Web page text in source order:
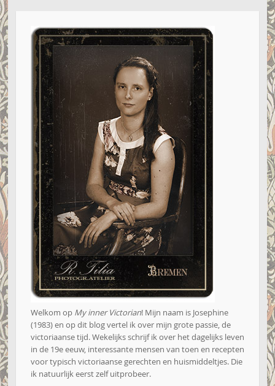
Welkom op My inner Victorian! Mijn naam is Josephine
(1983) en op dit blog vertel ik over mijn grote passie, de
victoriaanse tijd. Wekelijks schrijf ik over het dagelijks leven
in de 19e eeuw, interessante mensen van toen en recepten
voor typisch victoriaanse gerechten en huismiddeltjes. Die
ik natuurlijk eerst zelf uitprobeer.